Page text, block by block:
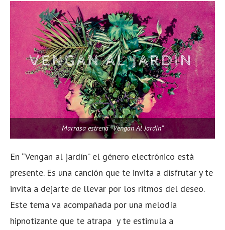
Marrasa estrena “Vengan Al Jardín”
En “Vengan al jardín” el género electrónico está
presente. Es una canción que te invita a disfrutar y te
invita a dejarte de llevar por los ritmos del deseo.
Este tema va acompañada por una melodía
hipnotizante que te atrapa y te estimula a